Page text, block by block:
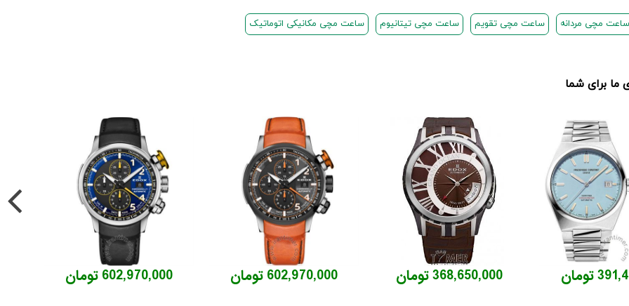
ساعت مچی مردانه ساعت مچی تقویم ساعت مچی تیتانیوم ساعت مچی مکانیکی اتوماتیک
ما برای شما
602,970,000 تومان 602,970,000 تومان 368,650,000 تومان تومان